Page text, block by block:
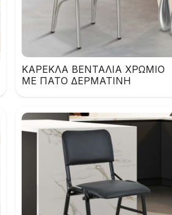
ΚΑΡΕΚΛΑ ΒΕΝΤΑΛΙΑ ΧΡΩΜΙΟ
ΜΕ ΠΑΤΟ ΔΕΡΜΑΤΙΝΗ